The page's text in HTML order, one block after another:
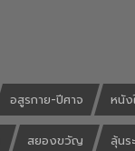
อสูรกาย-ปีศาจ หนั
สยองขวัญ ลุ้นร